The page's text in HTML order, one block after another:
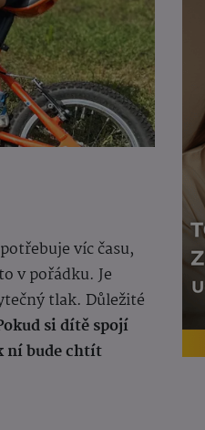
víc času,
v pořádku. Je
tlak. Důležité
si dítě spojí
ní bude chtít